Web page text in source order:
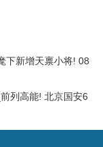
下新增天禀小将! 08
列高能! 北京国安6